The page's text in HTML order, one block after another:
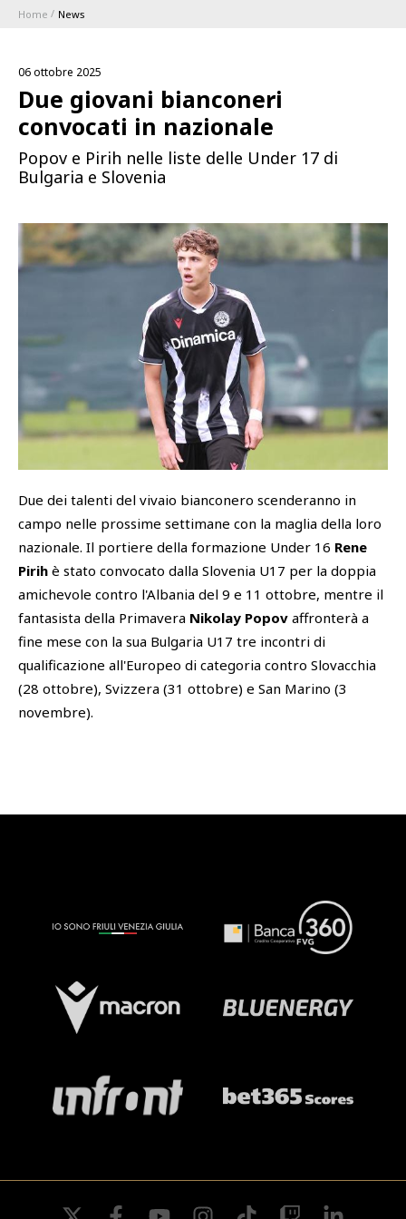
1896 MEMBERSHIP PROGRAM
STAGIONE
Coppa Italia
Classifiche
Academy
Esports
BLUENERGY STADIUM
MEETING CENTER
SPONSOR
SQUADRE
SHOP
PHOTOGALLERY
Home News
06 ottobre 2025
Due giovani bianconeri
convocati in nazionale
Popov e Pirih nelle liste delle Under 17 di
Bulgaria e Slovenia
Due dei talenti del vivaio bianconero scenderanno in
campo nelle prossime settimane con la maglia della loro
nazionale. Il portiere della formazione Under 16 Rene
Pirih è stato convocato dalla Slovenia U17 per la doppia
amichevole contro l'Albania del 9 e 11 ottobre, mentre il
fantasista della Primavera Nikolay Popov affronterà a
fine mese con la sua Bulgaria U17 tre incontri di
qualificazione all'Europeo di categoria contro Slovacchia
(28 ottobre), Svizzera (31 ottobre) e San Marino (3
novembre).
twitter facebookyoutube instagramtiktok twitch